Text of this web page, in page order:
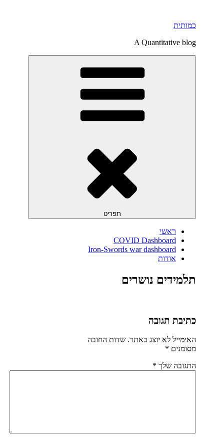
כמותית
A Quantitative blog
תפריט
ראשי
COVID Dashboard
Iron-Swords war dashboard
אודות
תלמידים נושרים
כתיבת תגובה
האימייל לא יוצג באתר. שדות החובה
מסומנים *
התגובה שלך *